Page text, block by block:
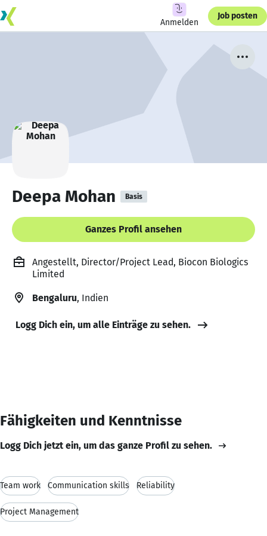
Anmelden
Job posten
Deepa Mohan Basis
Ganzes Profil ansehen
Angestellt, Director/Project Lead, Biocon Biologics
Limited
Bengaluru, Indien
Logg Dich ein, um alle Einträge zu sehen.
Fähigkeiten und Kenntnisse
Logg Dich jetzt ein, um das ganze Profil zu sehen.
Team work Communication skills Reliability
Project Management